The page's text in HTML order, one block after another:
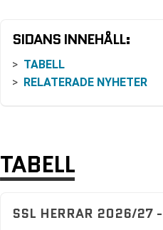
SIDANS INNEHÅLL:
TABELL
RELATERADE NYHETER
TABELL
SSL HERRAR 2026/27